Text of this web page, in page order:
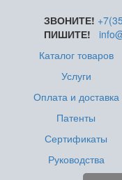
ЗВОНИТЕ!
ПИШИТЕ!
Каталог товаров
Услуги
Оплата и доставка
Патенты
Сертификаты
Руководства